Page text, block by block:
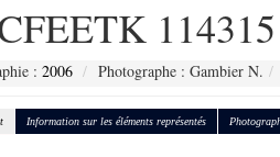
114315
: 2006 Photographe : Gambier N.
Information sur les éléments représentés